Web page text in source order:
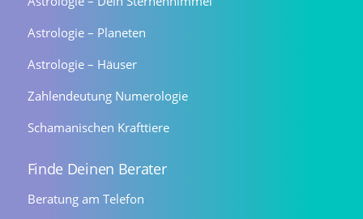
Astrologie – Planeten
Astrologie – Häuser
Zahlendeutung Numerologie
Schamanischen Krafttiere
Finde Deinen Berater
Beratung am Telefon